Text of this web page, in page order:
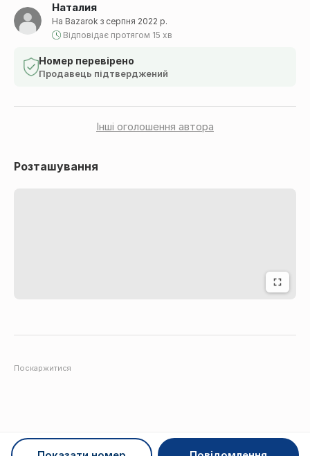
Наталия
На Bazarok з серпня 2022 р.
Відповідає протягом 15 хв
Номер перевірено
Продавець підтверджений
Інші оголошення автора
Розташування
Поскаржитися